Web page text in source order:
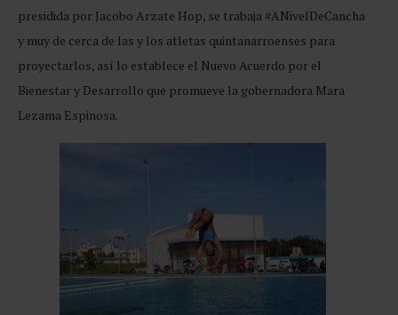
presidida por Jacobo Arzate Hop, se trabaja #ANivelDeCancha
y muy de cerca de las y los atletas quintanarroenses para
proyectarlos, así lo establece el Nuevo Acuerdo por el
Bienestar y Desarrollo que promueve la gobernadora Mara
Lezama Espinosa.